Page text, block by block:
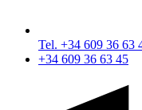
Tel. +34 609 36 63
+34 609 36 63 45